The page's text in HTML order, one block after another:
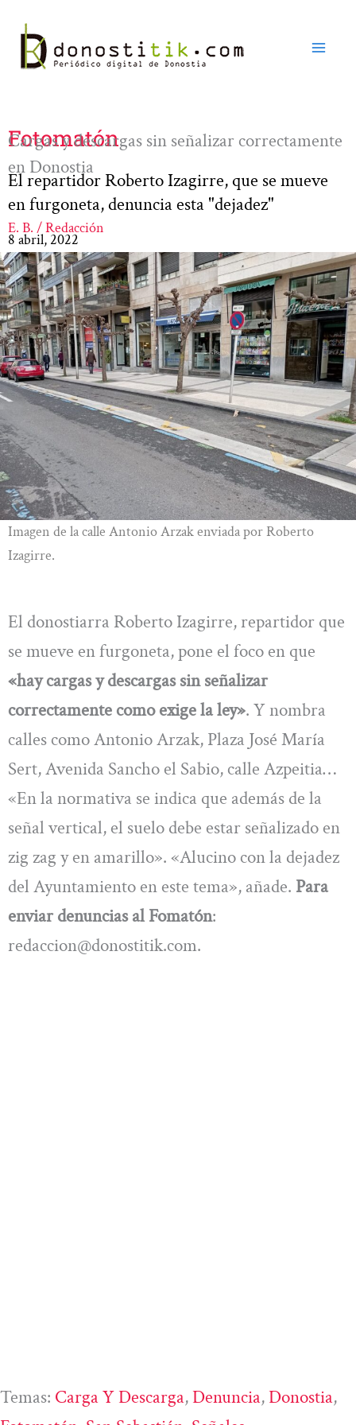
contenido
Fotomatón
Cargas y descargas sin señalizar correctamente
en Donostia
El repartidor Roberto Izagirre, que se mueve
en furgoneta, denuncia esta "dejadez"
E. B. / Redacción
8 abril, 2022
Imagen de la calle Antonio Arzak enviada por Roberto
Izagirre.
El donostiarra Roberto Izagirre, repartidor que
se mueve en furgoneta, pone el foco en que
«hay cargas y descargas sin señalizar
correctamente como exige la ley». Y nombra
calles como Antonio Arzak, Plaza José María
Sert, Avenida Sancho el Sabio, calle Azpeitia…
«En la normativa se indica que además de la
señal vertical, el suelo debe estar señalizado en
zig zag y en amarillo». «Alucino con la dejadez
del Ayuntamiento en este tema», añade. Para
enviar denuncias al Fomatón:
redaccion@donostitik.com.
Temas: Carga Y Descarga, Denuncia, Donostia